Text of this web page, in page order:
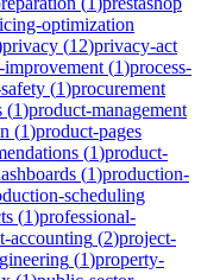
optimization
privacy (12)privacy-act
improvement (1)process-
(1)procurement
(1)product-management
(1)product-pages
(1)product-
(1)production-
scheduling
(1)professional-
accounting (2)project-
(1)property-